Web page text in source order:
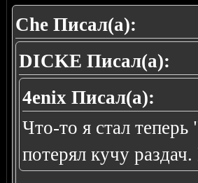
Che Писал(а):
DICKE Писал(а):
4enix Писал(а):
Что-то я стал
потерял кучу